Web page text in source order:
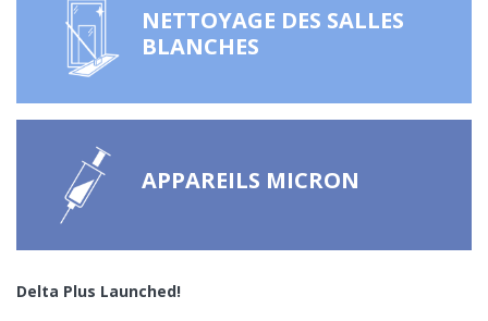
NETTOYAGE DES SALLES
BLANCHES
APPAREILS MICRON
Delta Plus Launched!